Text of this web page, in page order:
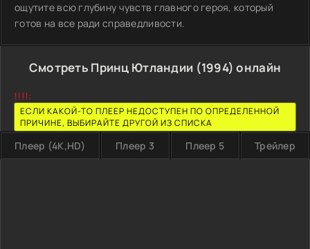
ощутите всю глубину чувств главного героя, который
готов на все ради справедливости.
Смотреть Принц Ютландии (1994) онлайн
!!!!:
ЕСЛИ КАКОЙ-ТО ПЛЕЕР НЕДОСТУПЕН ПО ОПРЕДЕЛЕННОЙ
ПРИЧИНЕ, ВЫБИРАЙТЕ ДРУГОЙ ИЗ СПИСКА
Плеер (4K,HD) Плеер 3 Плеер 5 Трейлер